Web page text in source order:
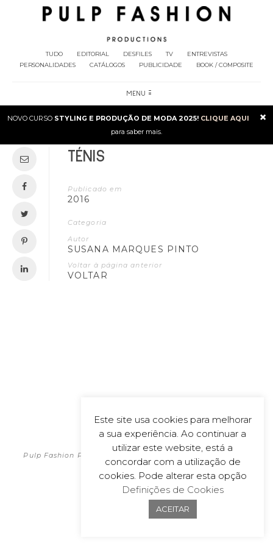
TUDO EDITORIAL DESFILES TV
ENTREVISTAS
PERSONALIDADES
CATÁLOGOS PUBLICIDADE BOOK / COMPOSITE
MENU
×
NOVO CURSO STYLING E PRODUÇÃO DE MODA 2025! CLIQUE AQUI
para saber mais.
TÉNIS
Publicado em
2016
Categoria
Autor
SUSANA MARQUES PINTO
Voltar à página anterior
VOLTAR
POLÍTICA DE PRIVACIDADE
2026
Pulp Fashion Productions | All material on this website is
copyrighted
Powered bywecoDEK, Lda
Este site usa cookies para melhorar
a sua experiência. Ao continuar a
utilizar este website, está a
concordar com a utilização de
cookies. Pode alterar esta opção
Definições de Cookies
ACEITAR